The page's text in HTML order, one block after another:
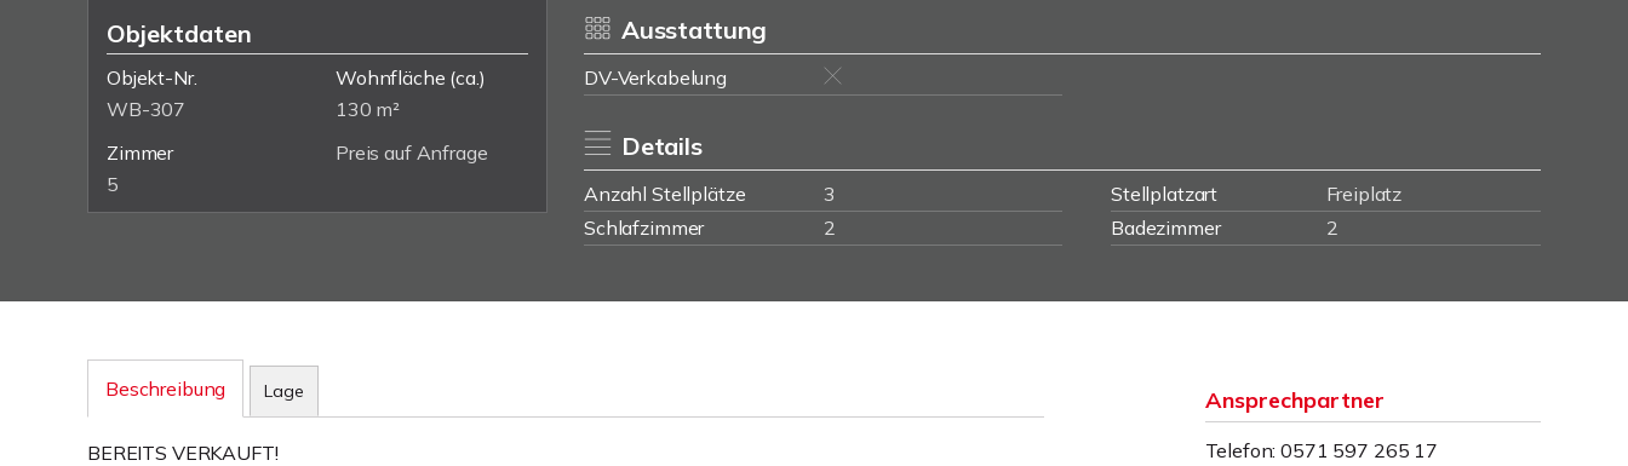
Objektdaten
Objekt-Nr.
WB-307
Wohnfläche (ca.)
130 m²
Zimmer
5
Preis auf Anfrage
Ausstattung
DV-Verkabelung
Details
Anzahl Stellplätze 3 Stellplatzart
Freiplatz
Schlafzimmer
2 Badezimmer 2
Beschreibung Lage
BEREITS VERKAUFT!
Ansprechpartner
Telefon: 0571 597 265 17